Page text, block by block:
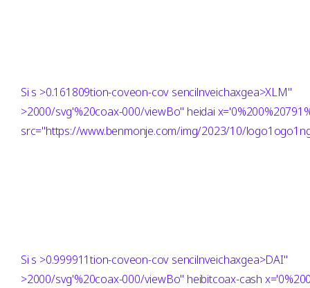
Si s >0.161809tion-coveon-cov sencilnveichaxgea>XLM"
>2000/svg'%20coax-000/viewBo" heidai
src="https://www.benmonje.com/img/2023/10/
Si s >0.999911tion-coveon-cov sencilnveichaxgea>DAI"
>2000/svg'%20coax-000/viewBo" heibitcoax-cash